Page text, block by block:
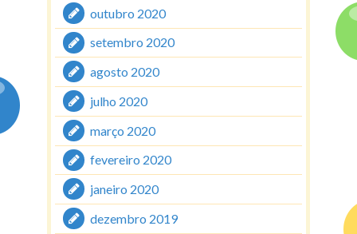
outubro 2020
setembro 2020
agosto 2020
julho 2020
março 2020
fevereiro 2020
janeiro 2020
dezembro 2019